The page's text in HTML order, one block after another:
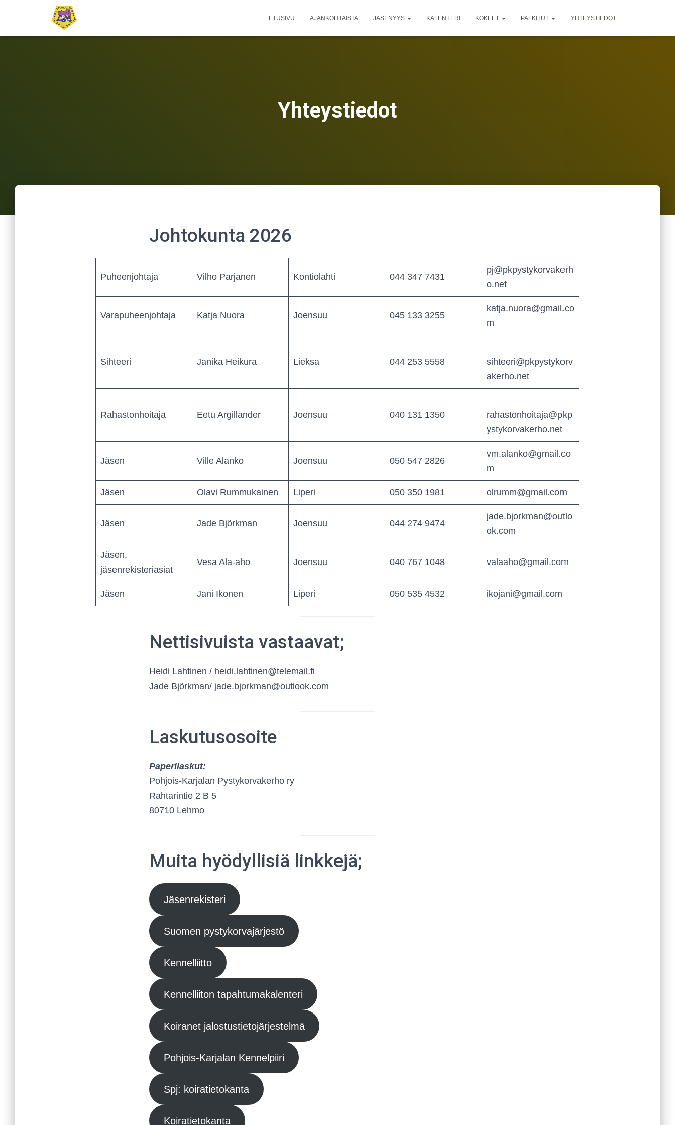
ETUSIVU AJANKOHTAISTA JÄSENYYS KALENTERI KOKEET PALKITUT YHTEYSTIEDOT
Yhteystiedot
Johtokunta 2026
Puheenjohtaja Vilho Parjanen Kontiolahti 044 347 7431
pj@pkpystykorvakerh
o.net
Varapuheenjohtaja Katja Nuora Joensuu 045 133 3255
katja.nuora@gmail.co
m
Sihteeri Janika Heikura Lieksa 044 253 5558
sihteeri@pkpystykorv
akerho.net
Rahastonhoitaja Eetu Argillander Joensuu 040 131 1350
rahastonhoitaja@pkp
ystykorvakerho.net
Jäsen Ville Alanko Joensuu 050 547 2826
vm.alanko@gmail.co
m
Jäsen Olavi Rummukainen Liperi 050 350 1981 olrumm@gmail.com
Jäsen Jade Björkman Joensuu 044 274 9474
jade.bjorkman@outlo
ok.com
Jäsen,
jäsenrekisteriasiat
Vesa Ala-aho Joensuu 040 767 1048 valaaho@gmail.com
Jäsen Jani Ikonen Liperi 050 535 4532 ikojani@gmail.com
Nettisivuista vastaavat;
Heidi Lahtinen / heidi.lahtinen@telemail.fi
Jade Björkman/ jade.bjorkman@outlook.com
Laskutusosoite
Paperilaskut:
Pohjois-Karjalan Pystykorvakerho ry
Rahtarintie 2 B 5
80710 Lehmo
Muita hyödyllisiä linkkejä;
Jäsenrekisteri
Suomen pystykorvajärjestö
Kennelliitto
Kennelliiton tapahtumakalenteri
Koiranet jalostustietojärjestelmä
Pohjois-Karjalan Kennelpiiri
Spj: koiratietokanta
Koiratietokanta